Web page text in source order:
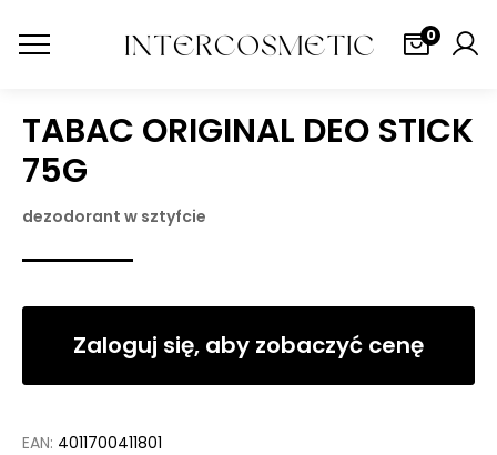
0
TABAC ORIGINAL DEO STICK
75G
dezodorant w sztyfcie
Zaloguj się, aby zobaczyć cenę
EAN: 4011700411801